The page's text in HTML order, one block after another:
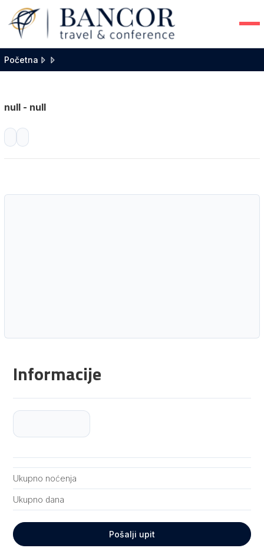
Početna
null - null
Informacije
Ukupno noćenja
Ukupno dana
Pošalji upit